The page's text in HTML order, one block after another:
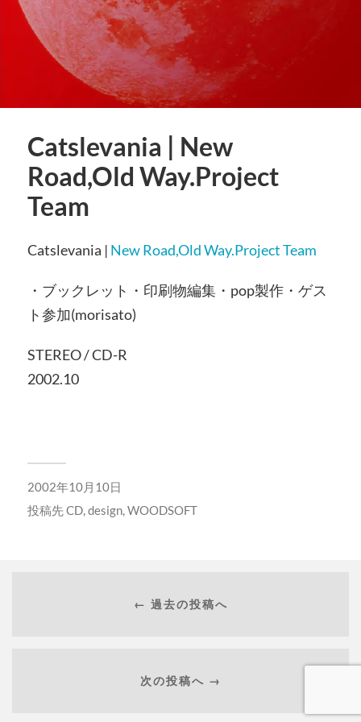
Catslevania | New
Road,Old Way.Project
Team
Catslevania | New Road,Old Way.Project Team
・ブックレット・印刷物編集・pop製作・ゲス
ト参加(morisato)
STEREO / CD-R
2002.10
2002年10月10日
投稿先CD,design,WOODSOFT
← 過去の投稿へ
次の投稿へ →